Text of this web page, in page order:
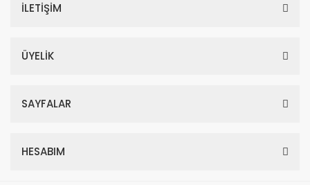
İLETİŞİM
ÜYELİK
SAYFALAR
HESABIM